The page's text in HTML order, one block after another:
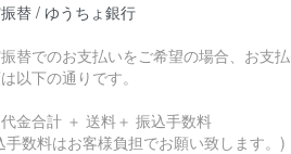
替 / ゆうちょ銀行
替でのお支払いをご希望の場合、お支払
以下の通りです。
金合計 ＋ 送料＋ 振込手数料
手数料はお客様負担でお願い致します。)